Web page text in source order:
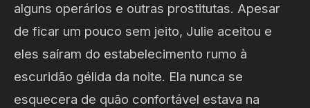
alguns operários e outras prostitutas. Apesar
de ficar um pouco sem jeito, Julie aceitou e
eles saíram do estabelecimento rumo à
escuridão gélida da noite. Ela nunca se
esquecera de quão confortável estava na